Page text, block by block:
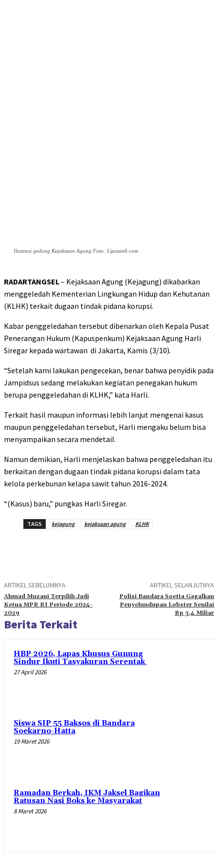
Ilustrasi gedung Kejaksaan Agung Foto: Liputan6.com
RADARTANGSEL– Kejaksaan Agung (Kejagung) dikabarkan
menggeledah Kementerian Lingkungan Hidup dan Kehutanan
(KLHK) terkait dugaan tindak pidana korupsi.
Kabar penggeledahan tersebut dibenarkan oleh Kepala Pusat
Penerangan Hukum (Kapuspenkum) Kejaksaan Agung Harli
Siregar kepada wartawan di Jakarta, Kamis (3/10).
“Setelah kami lakukan pengecekan, benar bahwa penyidik pada
Jampidsus sedang melakukan kegiatan penegakan hukum
berupa penggeledahan di KLHK,” kata Harli.
Terkait hasil maupun informasi lebih lanjut mengenai kasus
maupun penggeledahan tersebut, Harli mengaku belum bisa
menyampaikan secara mendetail.
Namun demikian, Harli menjelaskan bahwa penggeledahan itu
berkaitan dengan dugaan tindak pidana korupsi dalam tata
kelola perkebunan kelapa sawit tahun 2016-2024.
“(Kasus) baru,” pungkas Harli Siregar.
TAGS kejagung kejaksaan agung KLHK
ARTIKEL SEBELUMNYA
Ahmad Muzani Terpilih Jadi
Ketua MPR RI Periode 2024-
2029
ARTIKEL SELANJUTNYA
Polisi Bandara Soetta Gagalkan
Penyelundupan Lobster Senilai
Rp 3,4 Miliar
Berita Terkait
HBP 2026, Lapas Khusus Gunung
Sindur Ikuti Tasyakuran Serentak
27 April 2026
Siswa SIP 55 Baksos di Bandara
Soekarno-Hatta
19 Maret 2026
Ramadan Berkah, IKM Jaksel Bagikan
Ratusan Nasi Boks ke Masyarakat
8 Maret 2026